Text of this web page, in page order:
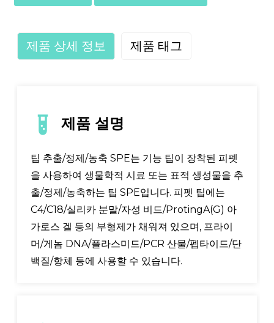
제품 상세 정보 제품 태그
제품 설명
팁 추출/정제/농축 SPE는 기능 팁이 장착된 피펫
을 사용하여 생물학적 시료 또는 표적 생성물을 추
출/정제/농축하는 팁 SPE입니다. 피펫 팁에는
C4/C18/실리카 분말/자성 비드/ProtingA(G) 아
가로스 겔 등의 부형제가 채워져 있으며, 프라이
머/게놈 DNA/플라스미드/PCR 산물/펩타이드/단
백질/항체 등에 사용할 수 있습니다.